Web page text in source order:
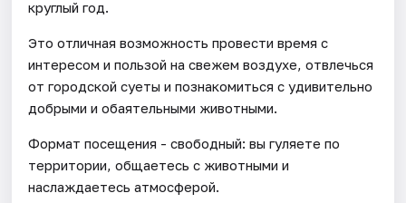
круглый год.
Это отличная возможность провести время с
интересом и пользой на свежем воздухе, отвлечься
от городской суеты и познакомиться с удивительно
добрыми и обаятельными животными.
Формат посещения - свободный: вы гуляете по
территории, общаетесь с животными и
наслаждаетесь атмосферой.